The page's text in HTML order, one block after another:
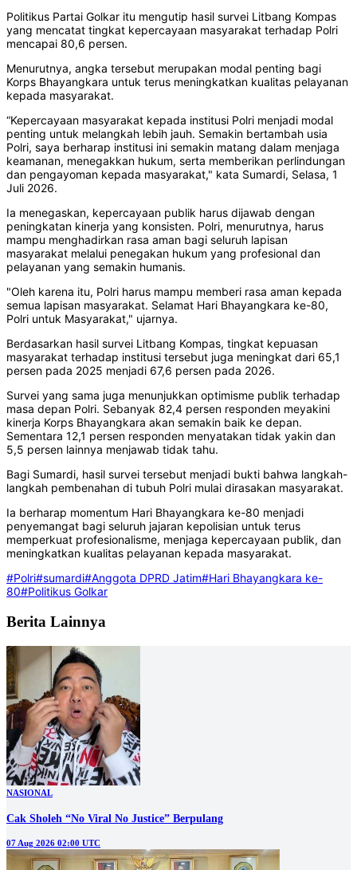
Politikus Partai Golkar itu mengutip hasil survei Litbang Kompas
yang mencatat tingkat kepercayaan masyarakat terhadap Polri
mencapai 80,6 persen.
Menurutnya, angka tersebut merupakan modal penting bagi
Korps Bhayangkara untuk terus meningkatkan kualitas pelayanan
kepada masyarakat.
“Kepercayaan masyarakat kepada institusi Polri menjadi modal
penting untuk melangkah lebih jauh. Semakin bertambah usia
Polri, saya berharap institusi ini semakin matang dalam menjaga
keamanan, menegakkan hukum, serta memberikan perlindungan
dan pengayoman kepada masyarakat," kata Sumardi, Selasa, 1
Juli 2026.
Ia menegaskan, kepercayaan publik harus dijawab dengan
peningkatan kinerja yang konsisten. Polri, menurutnya, harus
mampu menghadirkan rasa aman bagi seluruh lapisan
masyarakat melalui penegakan hukum yang profesional dan
pelayanan yang semakin humanis.
"Oleh karena itu, Polri harus mampu memberi rasa aman kepada
semua lapisan masyarakat. Selamat Hari Bhayangkara ke-80,
Polri untuk Masyarakat," ujarnya.
Berdasarkan hasil survei Litbang Kompas, tingkat kepuasan
masyarakat terhadap institusi tersebut juga meningkat dari 65,1
persen pada 2025 menjadi 67,6 persen pada 2026.
Survei yang sama juga menunjukkan optimisme publik terhadap
masa depan Polri. Sebanyak 82,4 persen responden meyakini
kinerja Korps Bhayangkara akan semakin baik ke depan.
Sementara 12,1 persen responden menyatakan tidak yakin dan
5,5 persen lainnya menjawab tidak tahu.
Bagi Sumardi, hasil survei tersebut menjadi bukti bahwa langkah-
langkah pembenahan di tubuh Polri mulai dirasakan masyarakat.
Ia berharap momentum Hari Bhayangkara ke-80 menjadi
penyemangat bagi seluruh jajaran kepolisian untuk terus
memperkuat profesionalisme, menjaga kepercayaan publik, dan
meningkatkan kualitas pelayanan kepada masyarakat.
#Polri#sumardi#Anggota DPRD Jatim#Hari Bhayangkara ke-
80#Politikus Golkar
Berita Lainnya
NASIONAL
Cak Sholeh “No Viral No Justice” Berpulang
07 Aug 2026 02:00 UTC